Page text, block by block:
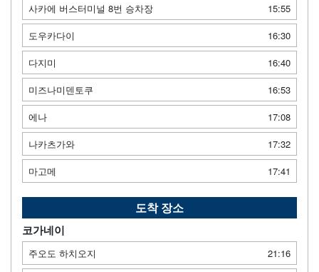
사카에 버스터미널 8번 승차장
15:55
도우카다이
16:30
다지미
16:40
미즈나미덴토쿠
16:53
에나
17:08
나카츠가와
17:32
마고메
17:41
도착 장소
코가네이
주오도 하치오지
21:16